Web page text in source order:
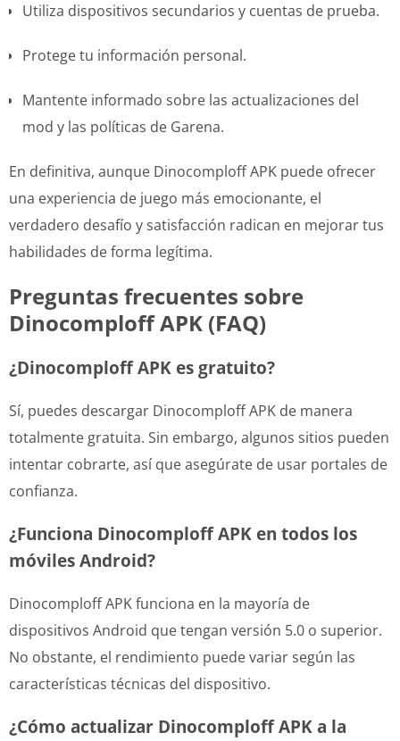
Utiliza dispositivos secundarios y cuentas de prueba.
Protege tu información personal.
Mantente informado sobre las actualizaciones del
mod y las políticas de Garena.
En definitiva, aunque Dinocomploff APK puede ofrecer
una experiencia de juego más emocionante, el
verdadero desafío y satisfacción radican en mejorar tus
habilidades de forma legítima.
Preguntas frecuentes sobre
Dinocomploff APK (FAQ)
¿Dinocomploff APK es gratuito?
Sí, puedes descargar Dinocomploff APK de manera
totalmente gratuita. Sin embargo, algunos sitios pueden
intentar cobrarte, así que asegúrate de usar portales de
confianza.
¿Funciona Dinocomploff APK en todos los
móviles Android?
Dinocomploff APK funciona en la mayoría de
dispositivos Android que tengan versión 5.0 o superior.
No obstante, el rendimiento puede variar según las
características técnicas del dispositivo.
¿Cómo actualizar Dinocomploff APK a la